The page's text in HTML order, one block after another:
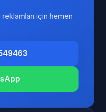
için hemen